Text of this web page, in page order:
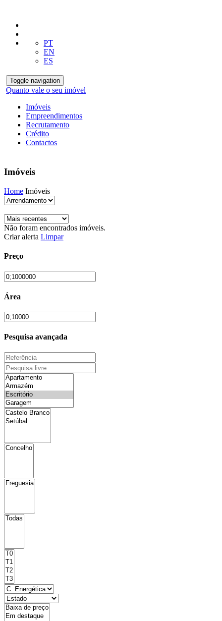
PT
EN
ES
Toggle navigation
Quanto vale o seu imóvel
Imóveis
Empreendimentos
Recrutamento
Crédito
Contactos
Imóveis
Home Imóveis
Não foram encontrados imóveis.
Criar alerta Limpar
Preço
Área
Pesquisa avançada